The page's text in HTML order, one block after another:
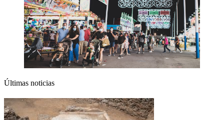
Últimas noticias